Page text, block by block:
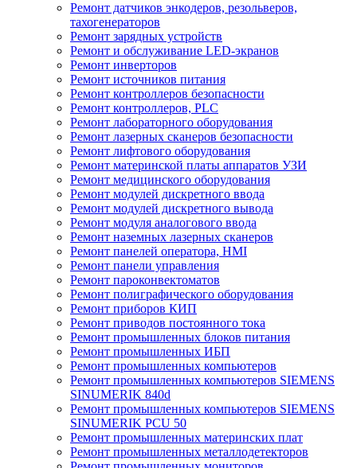
Ремонт датчиков энкодеров, резольверов,
тахогенераторов
Ремонт зарядных устройств
Ремонт и обслуживание LED-экранов
Ремонт инверторов
Ремонт источников питания
Ремонт контроллеров безопасности
Ремонт контроллеров, PLC
Ремонт лабораторного оборудования
Ремонт лазерных сканеров безопасности
Ремонт лифтового оборудования
Ремонт материнской платы аппаратов УЗИ
Ремонт медицинского оборудования
Ремонт модулей дискретного ввода
Ремонт модулей дискретного вывода
Ремонт модуля аналогового ввода
Ремонт наземных лазерных сканеров
Ремонт панелей оператора, HMI
Ремонт панели управления
Ремонт пароконвектоматов
Ремонт полиграфического оборудования
Ремонт приборов КИП
Ремонт приводов постоянного тока
Ремонт промышленных блоков питания
Ремонт промышленных ИБП
Ремонт промышленных компьютеров
Ремонт промышленных компьютеров SIEMENS
SINUMERIK 840d
Ремонт промышленных компьютеров SIEMENS
SINUMERIK PCU 50
Ремонт промышленных материнских плат
Ремонт промышленных металлодетекторов